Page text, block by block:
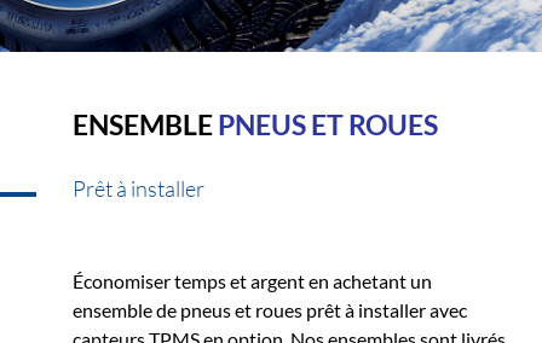
ENSEMBLEPNEUS ET ROUES
Prêt à installer
Économiser temps et argent en achetant un
ensemble de pneus et roues prêt à installer avec